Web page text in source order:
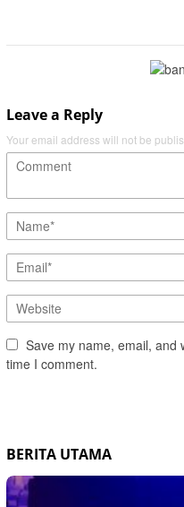
Leave a Reply
Your email address will not be
Save my name, email, and
time I comment.
BERITA UTAMA